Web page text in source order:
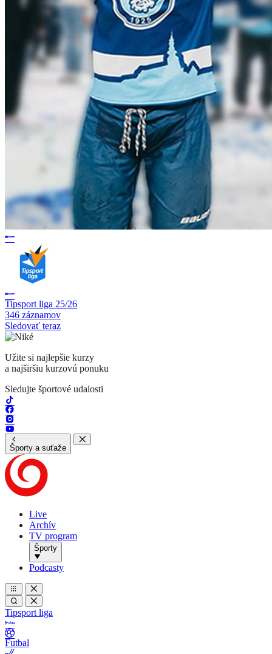
Tipsport liga 25/26
346 záznamov
Sledovať teraz
Užite si najlepšie kurzy
a najširšiu kurzovú ponuku
Sledujte športové udalosti
Športy a suťaže
Live
Archív
TV program
Športy
Podcasty
Tipsport liga
Futbal